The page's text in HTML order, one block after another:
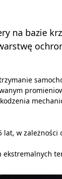
na bazie
lat, w
ekstremalnych